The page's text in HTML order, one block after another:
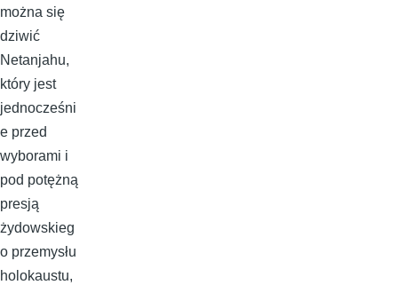
można się
dziwić
Netanjahu,
który jest
jednocześni
e przed
wyborami i
pod potężną
presją
żydowskieg
o przemysłu
holokaustu,